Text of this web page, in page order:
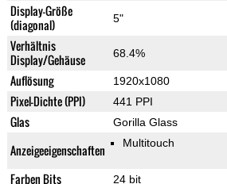
Display-Größe
(diagonal)
5"
Verhältnis
Display/Gehäuse
68.4%
Auflösung 1920x1080
Pixel-Dichte (PPI) 441 PPI
Glas Gorilla Glass
Anzeigeeigenschaften Multitouch
Farben Bits 24 bit